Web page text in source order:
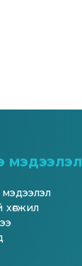
мэдээлэл
хөгжил